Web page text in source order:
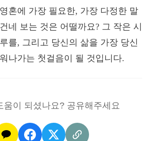
혼에 가장 필요한, 가장 다정한 말
네 보는 것은 어떨까요? 그 작은 시
를, 그리고 당신의 삶을 가장 당신
나가는 첫걸음이 될 것입니다.
움이 되셨나요? 공유해주세요